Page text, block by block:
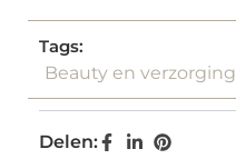
Tags:
Beauty en verzorging
Delen: